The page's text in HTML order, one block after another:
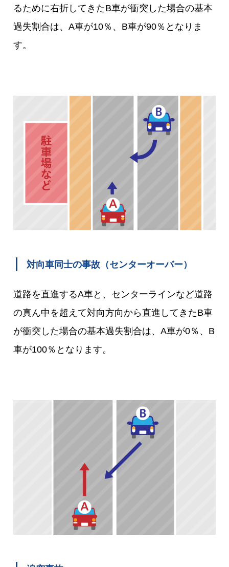
るために右折してきたB車が衝突した場合の基本
過失割合は、A車が10％、B車が90％となりま
す。
対向車同士の事故（センターオーバー）
道路を直進するA車と、センターラインなど道路
の真ん中を超えて対向方向から直進してきたB車
が衝突した場合の基本過失割合は、A車が0％、B
車が100％となります。